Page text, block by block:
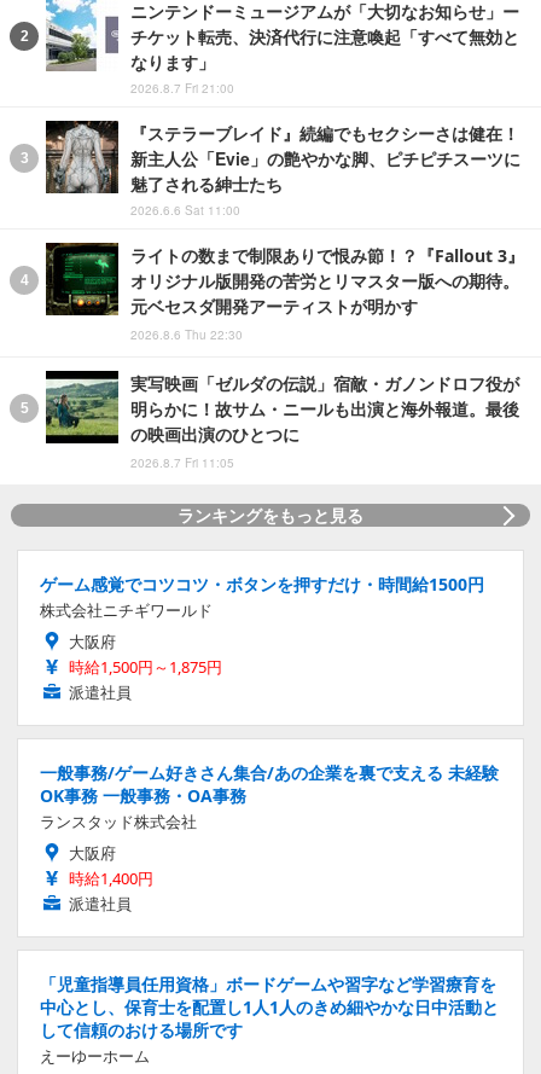
ニンテンドーミュージアムが「大切なお知らせ」ー
チケット転売、決済代行に注意喚起「すべて無効と
なります」
2026.8.7 Fri 21:00
『ステラーブレイド』続編でもセクシーさは健在！
新主人公「Evie」の艶やかな脚、ピチピチスーツに
魅了される紳士たち
2026.6.6 Sat 11:00
ライトの数まで制限ありで恨み節！？『Fallout 3』
オリジナル版開発の苦労とリマスター版への期待。
元ベセスダ開発アーティストが明かす
2026.8.6 Thu 22:30
実写映画「ゼルダの伝説」宿敵・ガノンドロフ役が
明らかに！故サム・ニールも出演と海外報道。最後
の映画出演のひとつに
2026.8.7 Fri 11:05
ランキングをもっと見る
ゲーム感覚でコツコツ・ボタンを押すだけ・時間給1500円
株式会社ニチギワールド
大阪府
時給1,500円～1,875円
派遣社員
一般事務/ゲーム好きさん集合/あの企業を裏で支える 未経験
OK事務 一般事務・OA事務
ランスタッド株式会社
大阪府
時給1,400円
派遣社員
「児童指導員任用資格」ボードゲームや習字など学習療育を
中心とし、保育士を配置し1人1人のきめ細やかな日中活動と
して信頼のおける場所です
えーゆーホーム